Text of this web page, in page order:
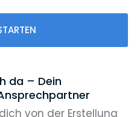
da – Dein
von der Erstellung